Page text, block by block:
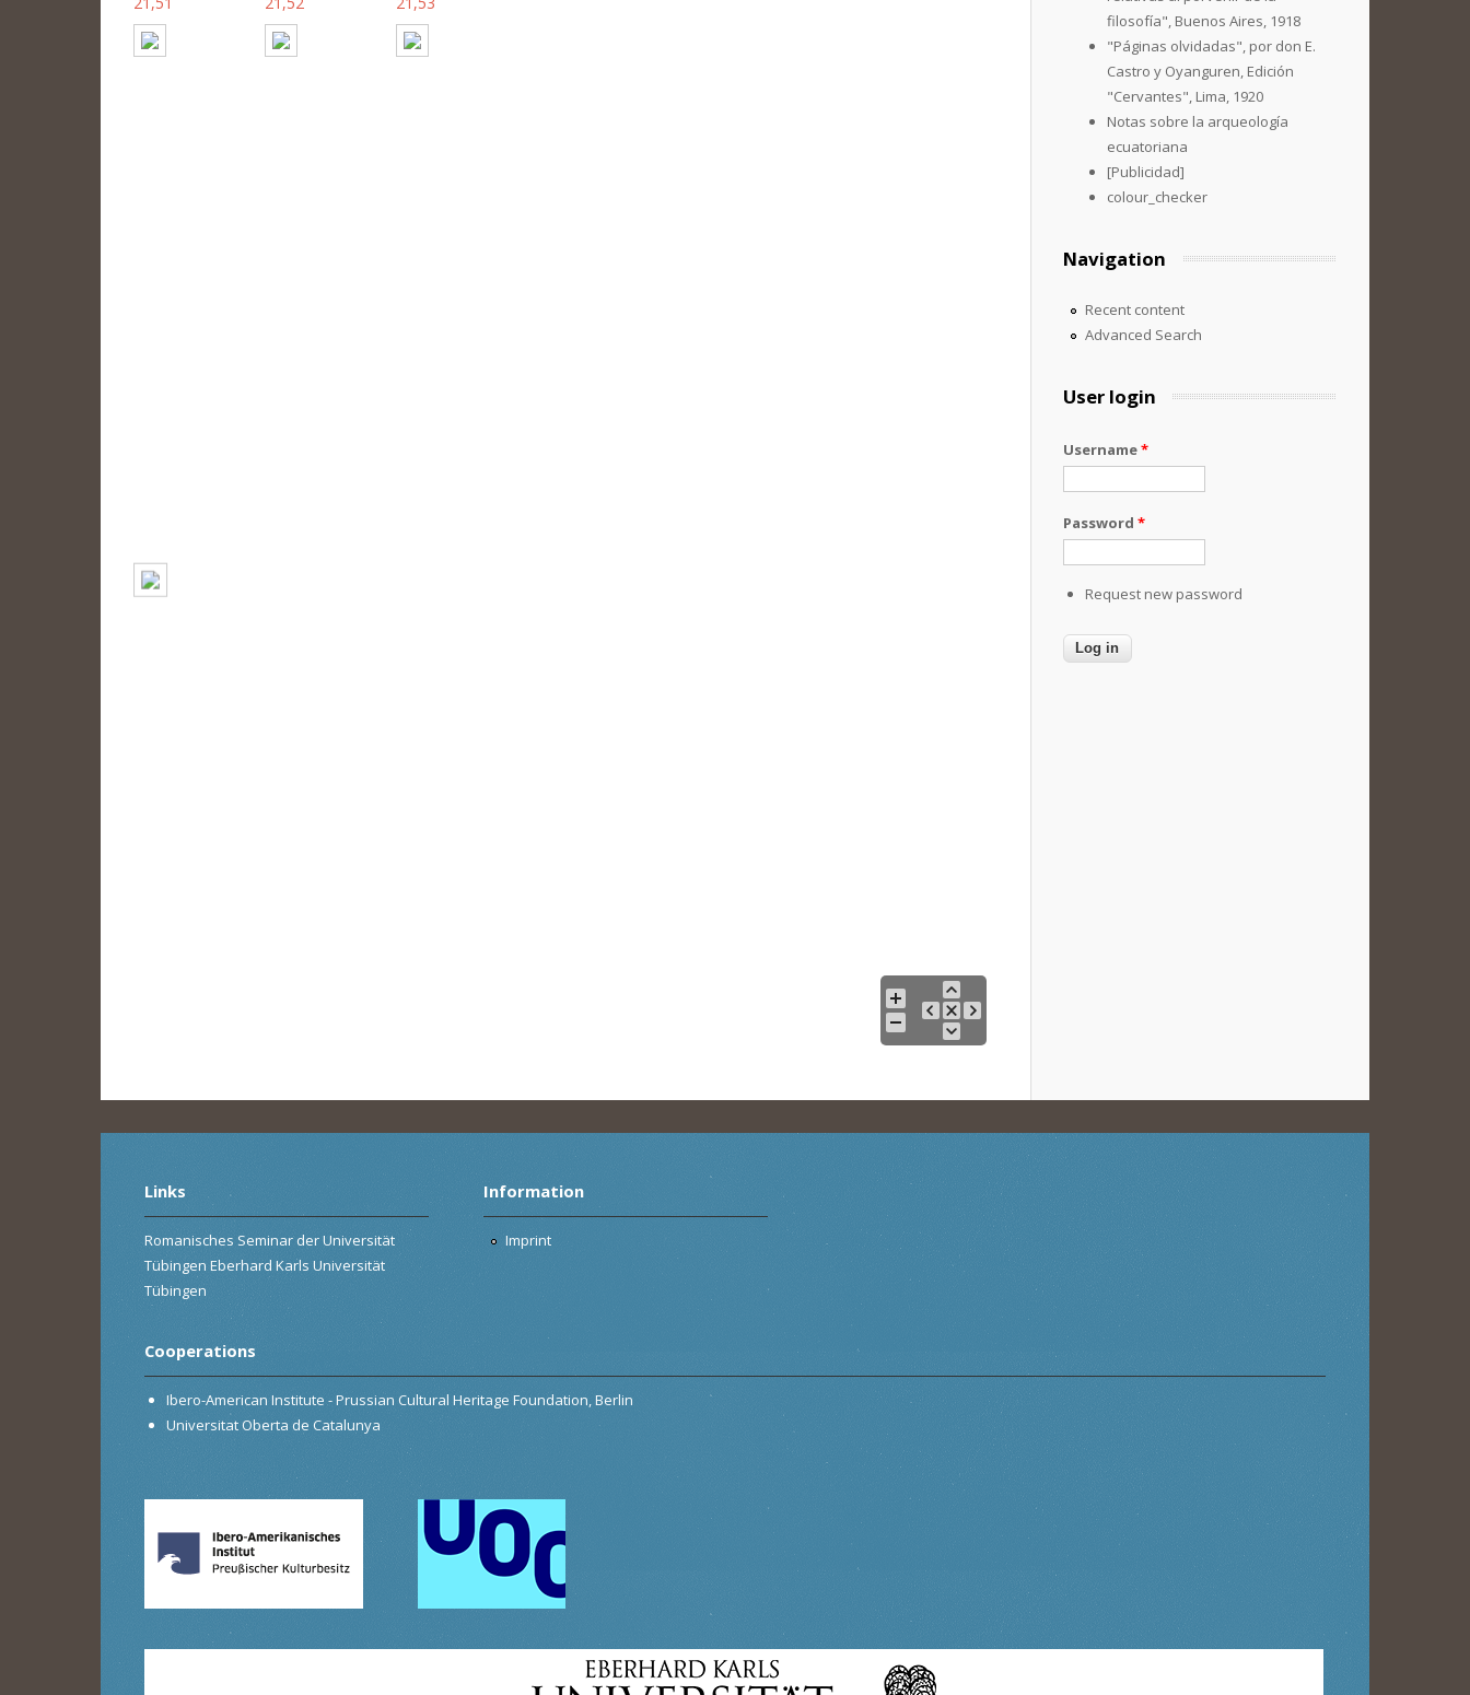
filosofía", Buenos Aires, 1918
"Páginas olvidadas", por don E.
Castro y Oyanguren, Edición
"Cervantes", Lima, 1920
Notas sobre la arqueología
ecuatoriana
[Publicidad]
colour_checker
Navigation
Recent content
Advanced Search
User login
Username*
Password *
Request new password
Links
Romanisches Seminar der Universität
Tübingen Eberhard Karls Universität
Tübingen
Information
Imprint
Cooperations
Ibero-American Institute - Prussian Cultural Heritage Foundation, Berlin
Universitat Oberta de Catalunya